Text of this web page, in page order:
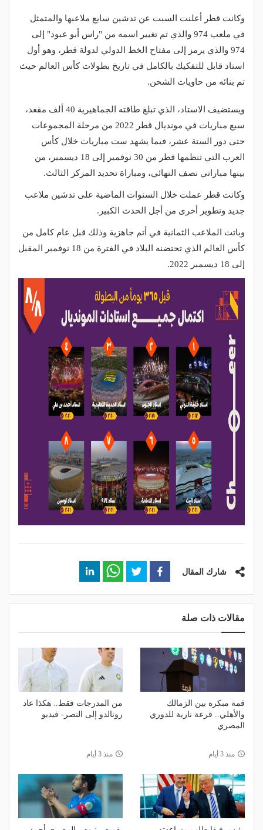
وكانت قطر أعلنت السبت عن تدشين سابع ملاعبها والمتمثل
في ملعب 974 والذي تم تغيير اسمه من "راس أبو عبود" إلى
974 والذي يرمز إلى مفتاح الخط الدولي لدولة قطر، وهو أول
استاد قابل للتفكيك بالكامل في تاريخ بطولات كأس العالم حيث
تم بنائه من حاويات الشحن.
ويستضيف الاستاد، الذي تبلغ طاقته الجماهيرية 40 ألف مقعد،
سبع مباريات في مونديال قطر 2022 من مرحلة المجموعات
حتى دور الستة عشر، فيما يشهد ست مباريات خلال كأس
العرب التي تنظمها قطر من 30 نوفمبر إلى 18 ديسمبر، من
بينها مباراتي نصف النهائي، ومباراة تحديد المركز الثالث.
وكانت قطر عملت خلال السنوات الماضية على تدشين ملاعب
جديد وتطوير أخرى من أجل الحدث الكبير.
وباتت الملاعب الثمانية في أتم جاهزية وذلك قبل عام كامل من
كأس العالم الذي تحتضنه البلاد في الفترة من 18 نوفمبر المقبل
إلى 18 ديسمبر 2022.
شارك المقال
مقالات ذات صلة
قمة مبكرة بين الزمالك
والأهلي.. قرعة نارية للدوري
المصري
منذ 3 أيام
من المدرجات فقط.. هكذا عاد
رونالدو إلى النصر- فيديو
منذ 3 أيام